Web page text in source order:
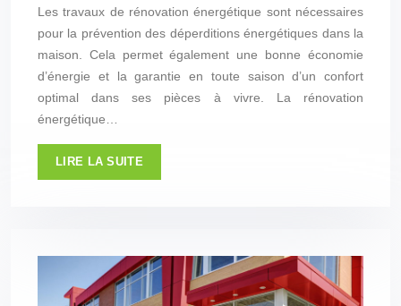
Les travaux de rénovation énergétique sont nécessaires
pour la prévention des déperditions énergétiques dans la
maison. Cela permet également une bonne économie
d’énergie et la garantie en toute saison d’un confort
optimal dans ses pièces à vivre. La rénovation
énergétique…
LIRE LA SUITE